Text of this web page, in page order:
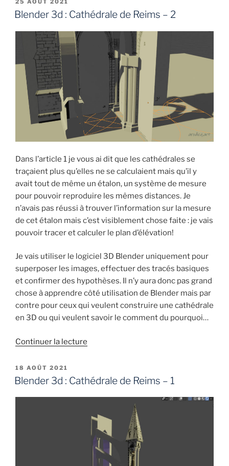
:
Ogivale »
LE
25 AOÛT 2021
Blender 3d : Cathédrale de Reims – 2
Dans l’article 1 je vous ai dit que les cathédrales se
traçaient plus qu’elles ne se calculaient mais qu’il y
avait tout de même un étalon, un système de mesure
pour pouvoir reproduire les mêmes distances. Je
n’avais pas réussi à trouver l’information sur la mesure
de cet étalon mais c’est visiblement chose faite : je vais
pouvoir tracer et calculer le plan d’élévation!
Je vais utiliser le logiciel 3D Blender uniquement pour
superposer les images, effectuer des tracés basiques
et confirmer des hypothèses. Il n’y aura donc pas grand
chose à apprendre côté utilisation de Blender mais par
contre pour ceux qui veulent construire une cathédrale
en 3D ou qui veulent savoir le comment du pourquoi…
Continuer la lecture
:
Reims
2 »
PUBLIÉ
LE
18 AOÛT 2021
Blender 3d : Cathédrale de Reims – 1